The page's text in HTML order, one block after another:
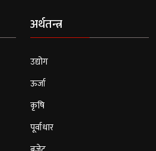
अर्थतन्त्र
उद्योग
ऊर्जा
कृषि
पूर्वाधार